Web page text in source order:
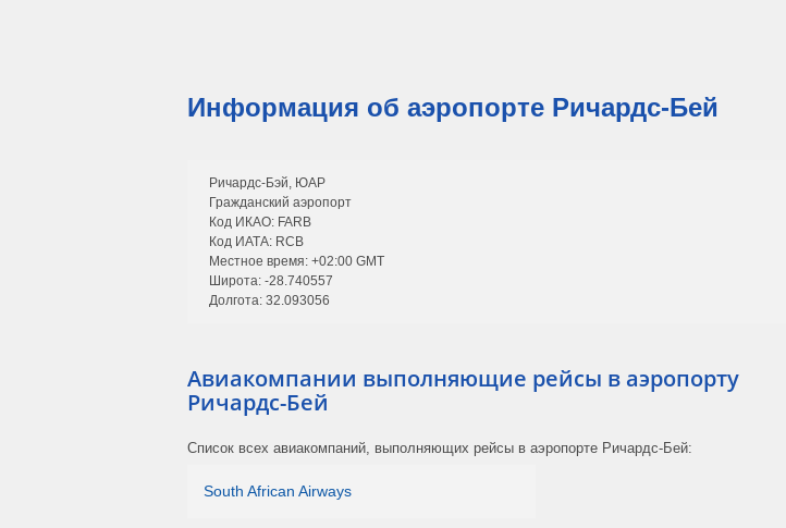
Информация об аэропорте Ричардс-Бей
Ричардс-Бэй, ЮАР
Гражданский аэропорт
Код ИКАО: FARB
Код ИАТА: RCB
Местное время: +02:00 GMT
Широта: -28.740557
Долгота: 32.093056
Авиакомпании выполняющие рейсы в аэропорту
Ричардс-Бей
Список всех авиакомпаний, выполняющих рейсы в аэропорте Ричардс-Бей:
South African Airways